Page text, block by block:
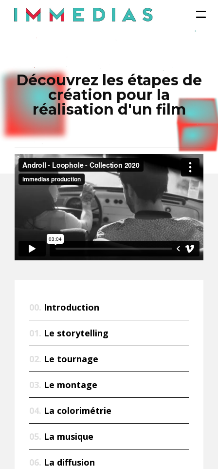
Découvrez les étapes de
création pour la
réalisation d'un film
00. Introduction
01. Le storytelling
02. Le tournage
03. Le montage
04. La colorimétrie
05. La musique
06. La diffusion